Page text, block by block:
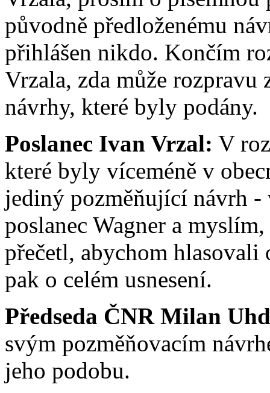
původně předloženému
přihlášen nikdo. Končím
Vrzala, zda může
návrhy, které byly podány.
Poslanec Ivan Vrzal: V
které byly víceméně v
jediný pozměňující návrh
poslanec Wagner a
přečetl, abychom hlasovali
pak o celém usnesení.
Předseda ČNR Milan
svým pozměňovacím
jeho podobu.